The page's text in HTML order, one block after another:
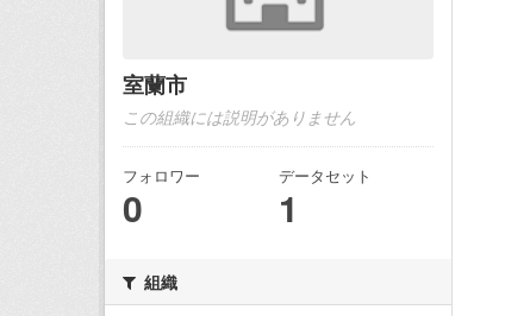
室蘭市
この組織には説明がありません
フォロワー
0
データセット
1
組織